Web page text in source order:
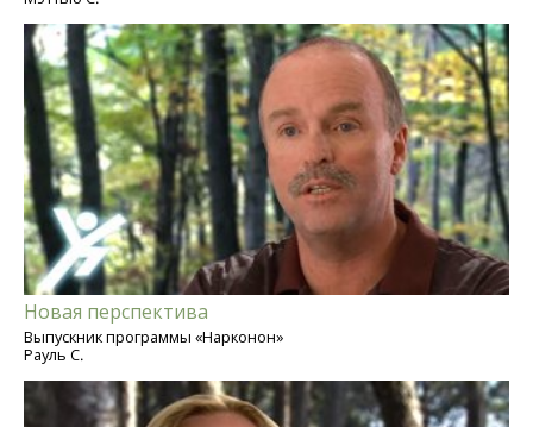
Новая перспектива
Выпускник программы «Нарконон»
Рауль С.